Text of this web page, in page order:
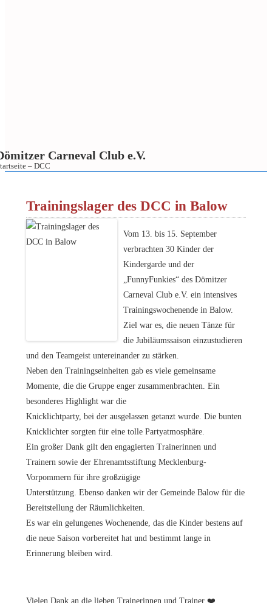
Carneval Club e.V.
– DCC
Trainingslager des DCC in Balow
Vom 13. bis 15. September
verbrachten 30 Kinder der
Kindergarde und der
„FunnyFunkies“ des Dömitzer
Carneval Club e.V. ein intensives
Trainingswochenende in Balow.
Ziel war es, die neuen Tänze für
die Jubiläumssaison einzustudieren
und den Teamgeist untereinander zu stärken.
Neben den Trainingseinheiten gab es viele gemeinsame
Momente, die die Gruppe enger zusammenbrachten. Ein
besonderes Highlight war die
Knicklichtparty, bei der ausgelassen getanzt wurde. Die bunten
Knicklichter sorgten für eine tolle Partyatmosphäre.
Ein großer Dank gilt den engagierten Trainerinnen und
Trainern sowie der Ehrenamtsstiftung Mecklenburg-
Vorpommern für ihre großzügige
Unterstützung. Ebenso danken wir der Gemeinde Balow für die
Bereitstellung der Räumlichkeiten.
Es war ein gelungenes Wochenende, das die Kinder bestens auf
die neue Saison vorbereitet hat und bestimmt lange in
Erinnerung bleiben wird.
Vielen Dank an die lieben Trainerinnen und Trainer ❤️